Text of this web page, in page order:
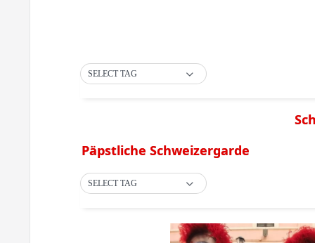
SELECT TAG
Päpstliche Schweizergarde
SELECT TAG